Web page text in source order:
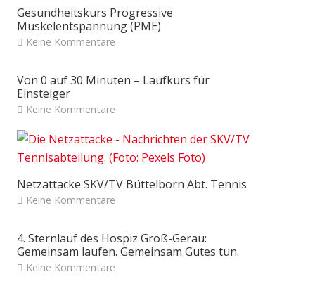
Gesundheitskurs Progressive
Muskelentspannung (PME)
Keine Kommentare
Von 0 auf 30 Minuten – Laufkurs für
Einsteiger
Keine Kommentare
Netzattacke SKV/TV Büttelborn Abt. Tennis
Keine Kommentare
4. Sternlauf des Hospiz Groß-Gerau:
Gemeinsam laufen. Gemeinsam Gutes tun.
Keine Kommentare